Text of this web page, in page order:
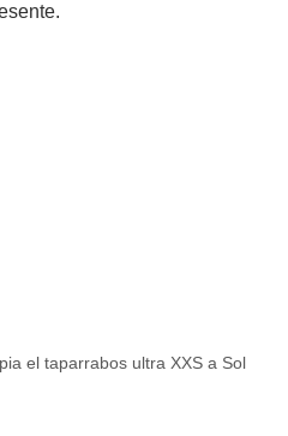
el taparrabos ultra XXS a Sol